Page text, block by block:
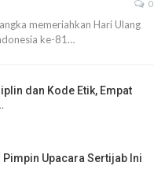
0
memeriahkan Hari Ulang
ke-81…
dan Kode Etik, Empat
Upacara Sertijab Ini